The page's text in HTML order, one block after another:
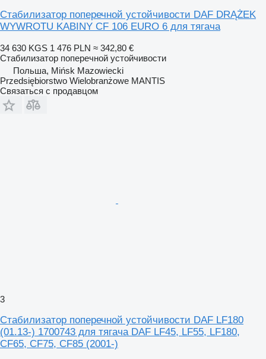
Стабилизатор поперечной устойчивости DAF DRĄŻEK
WYWROTU KABINY CF 106 EURO 6 для тягача
34 630 KGS 1 476 PLN ≈ 342,80 €
Стабилизатор поперечной устойчивости
Польша, Mińsk Mazowiecki
Przedsiębiorstwo Wielobranżowe MANTIS
Связаться с продавцом
3
Стабилизатор поперечной устойчивости DAF LF180
(01.13-) 1700743 для тягача DAF LF45, LF55, LF180,
CF65, CF75, CF85 (2001-)